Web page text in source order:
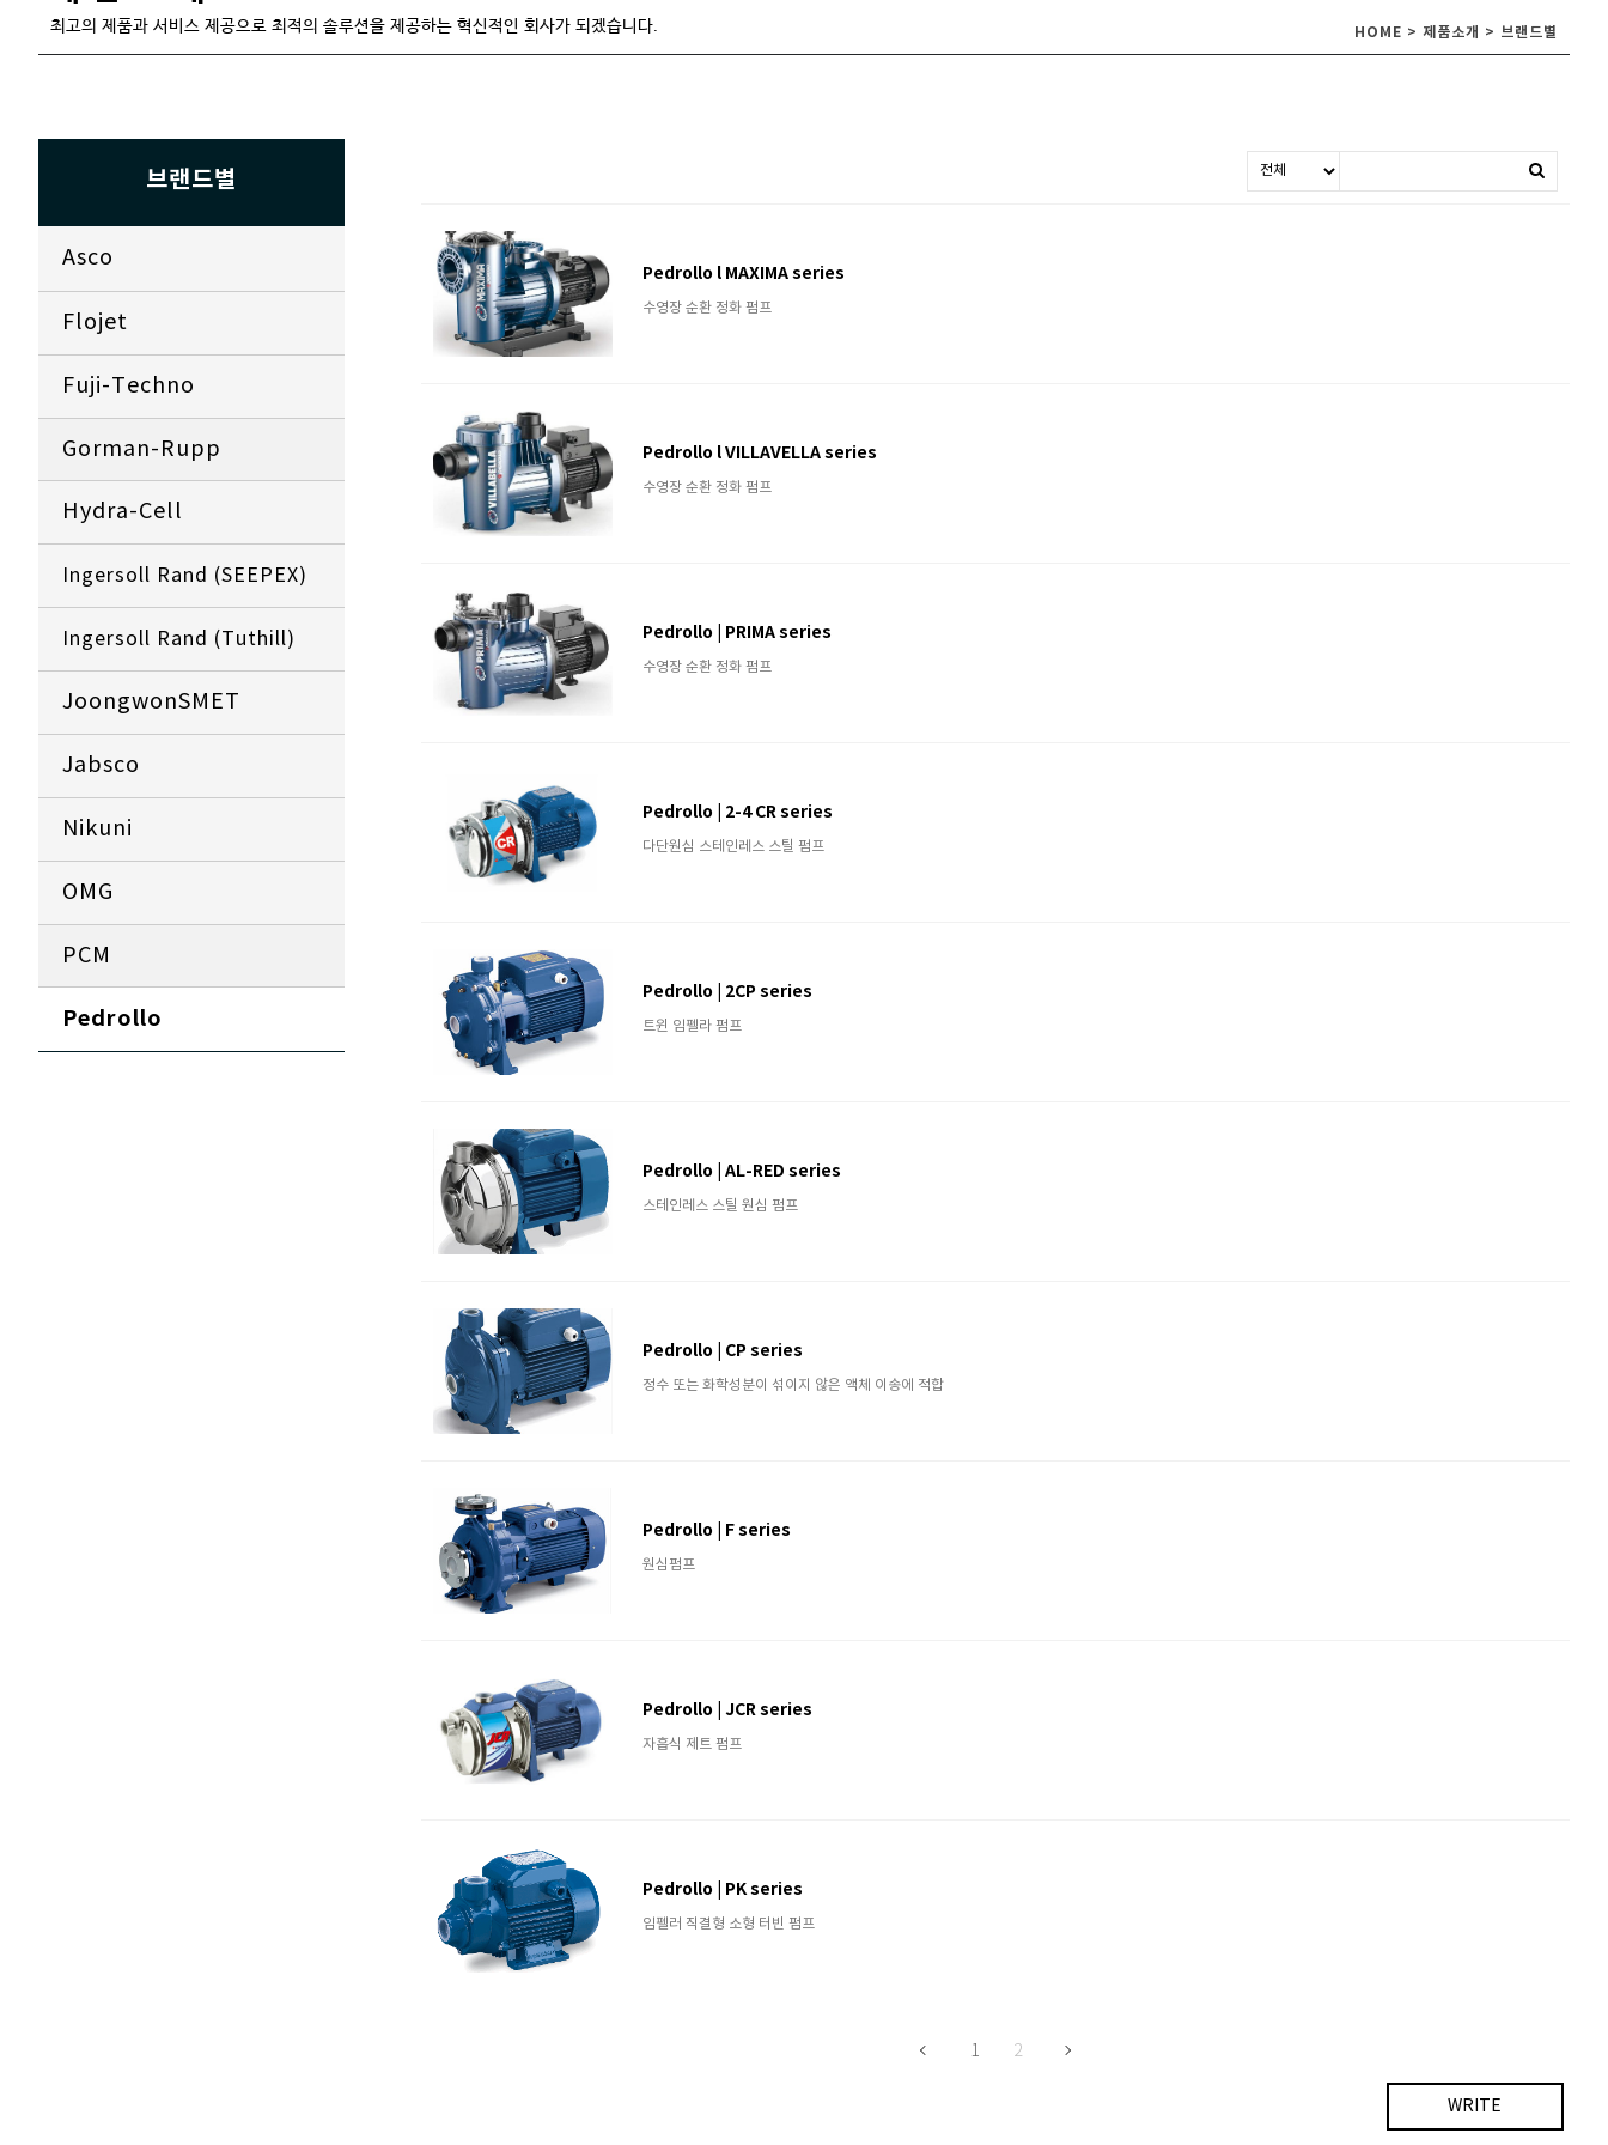
최고의 제품과 서비스 제공으로 최적의 솔루션을 제공하는 혁신적인 회사가 되겠습니다. HOME > 제품소개 > 브랜드별
브랜드별
Asco
Flojet
Fuji-Techno
Gorman-Rupp
Hydra-Cell
Ingersoll Rand (SEEPEX)
Ingersoll Rand (Tuthill)
JoongwonSMET
Jabsco
Ni kuni
OMG
PCM
Pedrollo
Pedrollo l MAXIMA series
수영장 순환 정화 펌프
Pedrollo l VILLAVELLA series
수영장 순환 정화 펌프
Pedrollo | PRIMA series
수영장 순환 정화 펌프
Pedrollo | 2-4 CR series
다단원심 스테인레스 스틸 펌프
Pedrollo | 2CP series
트윈 임펠라 펌프
Pedrollo | AL-RED series
스테인레스 스틸 원심 펌프
Pedrollo | CP series
정수 또는 화학성분이 섞이지 않은 액체 이송에 적합
Pedrollo | F series
원심펌프
Pedrollo | JCR series
자흡식 제트 펌프
Pedrollo | PK series
임펠러 직결형 소형 터빈 펌프
1 2
WRITE